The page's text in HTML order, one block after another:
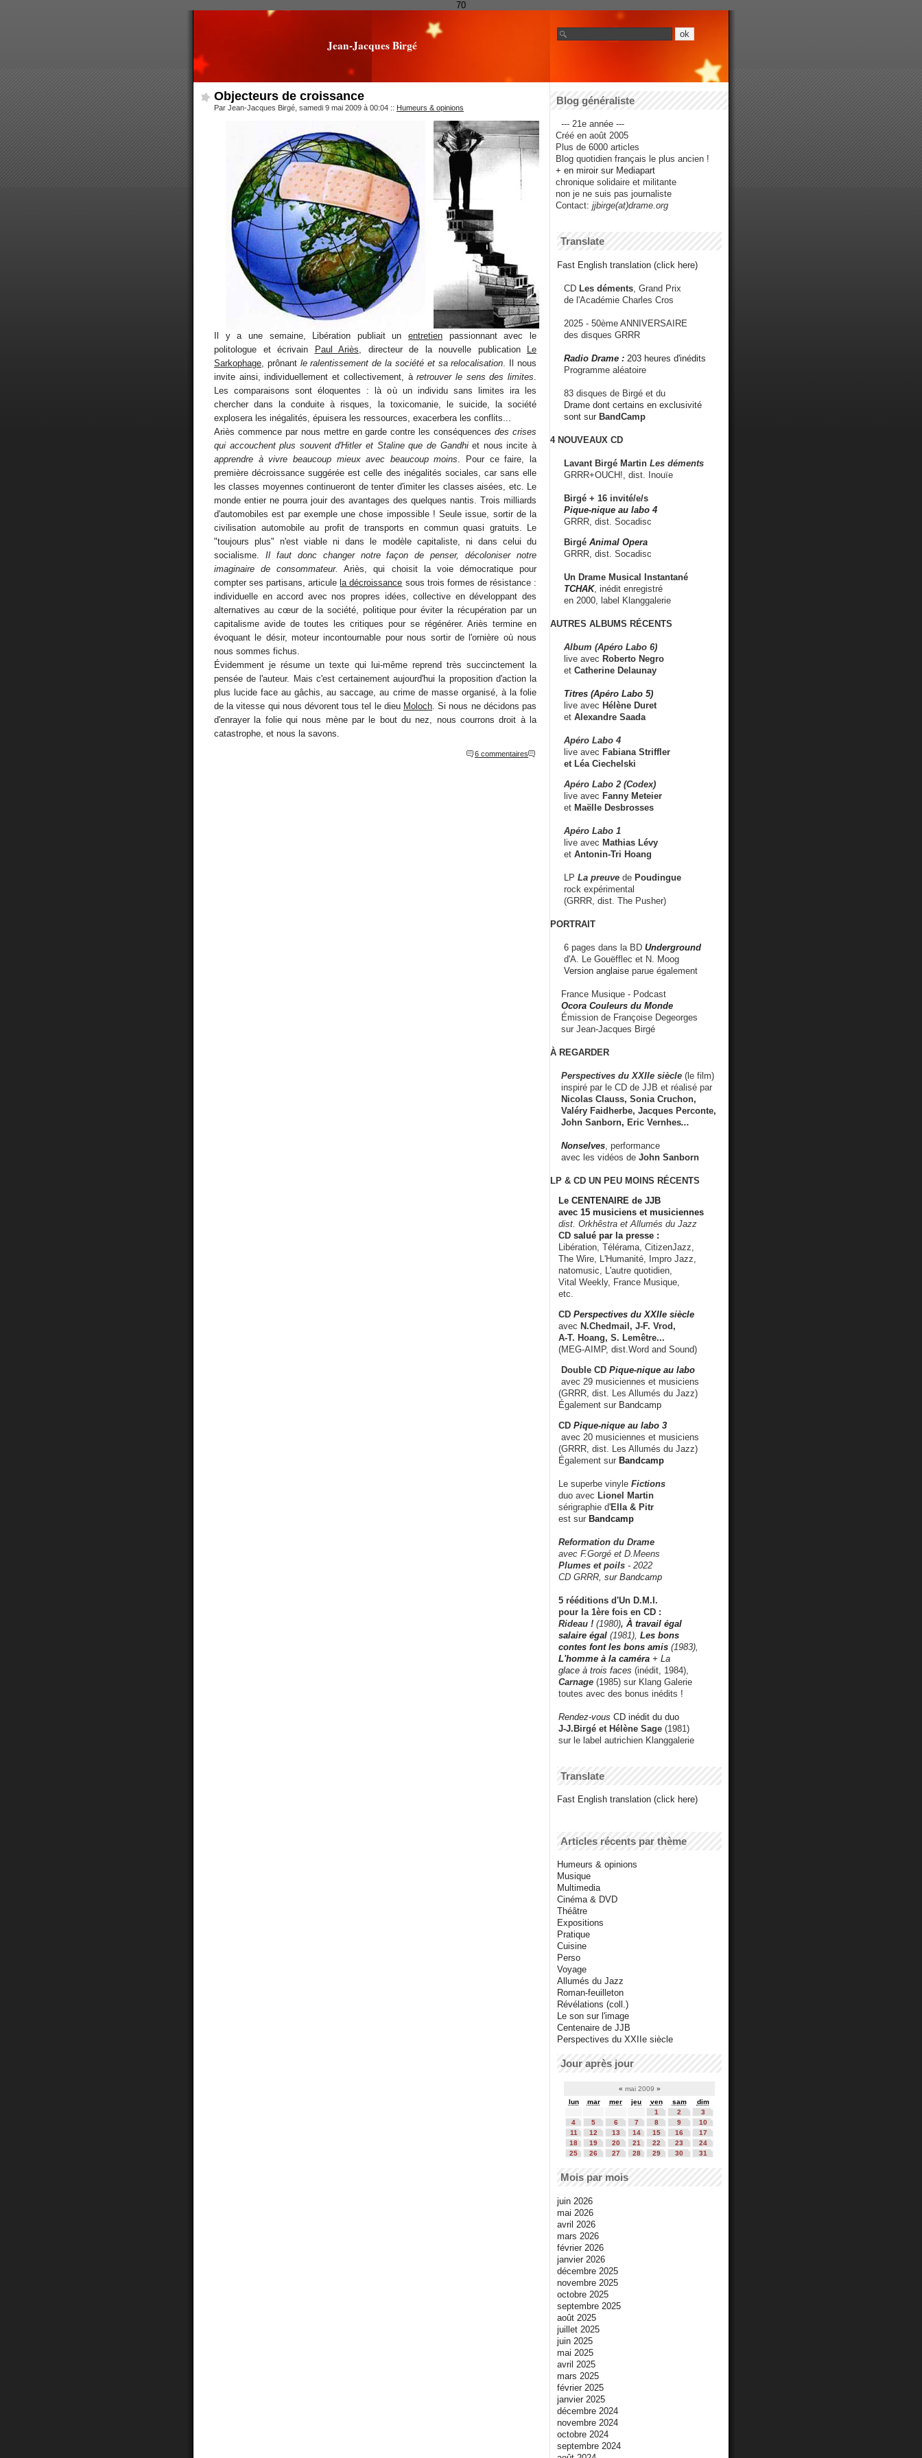
70
Jean-Jacques Birgé
Objecteurs de croissance
Par Jean-Jacques Birgé, samedi 9 mai 2009 à 00:04 :: Humeurs & opinions
Il y a une semaine, Libération publiait unentretien passionnant avec le
politologue et écrivain
Paul Ariès , directeur de la nouvelle publication
Le
Sarkophage , prônant le ralentissement de la société et sa relocalisation . Il nous
invite ainsi, individuellement et collectivement, àretrouver le sens des limites
Les comparaisons sont éloquentes : là où un individu sans limites ira les
chercher dans la conduite à risques, la toxicomanie, le suicide, la société
explosera les inégalités, épuisera les ressources, exacerbera les conflits...
Ariès commence par nous mettre en garde contre les conséquencesdes crises
qui accouchent plus souvent d'Hitler et Staline que de Gandhiet nous incite à
apprendre à vivre beaucoup mieux avec beaucoup moins . Pour ce faire, la
première décroissance suggérée est celle des inégalités sociales, car sans elle
les classes moyennes continueront de tenter d'imiter les classes aisées, etc. Le
monde entier ne pourra jouir des avantages des quelques nantis. Trois milliards
d'automobiles est par exemple une chose impossible ! Seule issue, sortir de la
civilisation automobile au profit de transports en commun quasi gratuits. Le
"toujours plus" n'est viable ni dans le modèle capitaliste, ni dans celui du
socialisme. Il faut donc changer notre façon de penser, décoloniser notre
imaginaire de consommateur.
Ariès, qui choisit la voie démocratique pour
compter ses partisans, articule la décroissance sous trois formes de résistance :
individuelle en accord avec nos propres idées, collective en développant des
alternatives au cœur de la société, politique pour éviter la récupération par un
capitalisme avide de toutes les critiques pour se régénérer. Ariès termine en
évoquant le désir, moteur incontournable pour nous sortir de l'ornière où nous
nous sommes fichus.
Évidemment je résume un texte qui lui-même reprend très succinctement la
pensée de l'auteur. Mais c'est certainement aujourd'hui la proposition d'action la
plus lucide face au gâchis, au saccage, au crime de masse organisé, à la folie
de la vitesse qui nous dévorent tous tel le dieu Moloch . Si nous ne décidons pas
d'enrayer la folie qui nous mène par le bout du nez, nous courrons droit à la
catastrophe, et nous la savons.
6 commentaires
Blog généraliste
--- 21e année ---
Créé en août 2005
Plus de 6000 articles
Blog quotidien français le plus ancien !
+ en miroir sur Mediapart
chronique solidaire et militante
non je ne suis pas journaliste
Contact: jjbirge(at)drame.org
Translate
Fast English translation (click here)
CD Les déments , Grand Prix
de l'Académie Charles Cros
2025 - 50ème ANNIVERSAIRE
des disques GRRR
Radio Drame : 203 heures d'inédits
Programme aléatoire
83 disques de Birgé et du
Drame dont certains en exclusivité
sont sur BandCamp
4 NOUVEAUX CD
Lavant Birgé Martin Les déments
GRRR+OUCH!, dist. Inouïe
Birgé + 16 invité/e/s
Pique-nique au labo 4
GRRR, dist. Socadisc
Birgé Animal Opera
GRRR, dist. Socadisc
Un Drame Musical Instantané
TCHAK, inédit enregistré
en 2000, label Klanggalerie
AUTRES ALBUMS RÉCENTS
Album (Apéro Labo 6)
live avec Roberto Negro
et Catherine Delaunay
Titres (Apéro Labo 5)
live avec Hélène Duret
et Alexandre Saada
Apéro Labo 4
live avec Fabiana Striffler
et Léa Ciechelski
Apéro Labo 2 (Codex)
live avec Fanny Meteier
et Maëlle Desbrosses
Apéro Labo 1
live avec Mathias Lévy
et Antonin-Tri Hoang
LP La preuve de Poudingue
rock expérimental
(GRRR, dist. The Pusher)
PORTRAIT
6 pages dans la BD Underground
d'A. Le Gouëfflec et N. Moog
Version anglaise parue également
France Musique - Podcast
Ocora Couleurs du Monde
Émission de Françoise Degeorges
sur Jean-Jacques Birgé
À REGARDER
Perspectives du XXIIe siècle (le film)
inspiré par le CD de JJB et réalisé par
Nicolas Clauss, Sonia Cruchon,
Valéry Faidherbe, Jacques Perconte,
John Sanborn, Eric Vernhes...
Nonselves , performance
avec les vidéos de John Sanborn
LP & CD UN PEU MOINS RÉCENTS
Le CENTENAIRE de JJB
avec 15 musiciens et musiciennes
dist. Orkhêstra et Allumés du Jazz
CD salué par la presse :
Libération, Télérama, CitizenJazz,
The Wire, L'Humanité, Impro Jazz,
natomusic, L'autre quotidien,
Vital Weekly, France Musique,
etc.
CD Perspectives du XXIIe siècle
avec N.Chedmail, J-F. Vrod,
A-T. Hoang, S. Lemêtre...
(MEG-AIMP, dist.Word and Sound)
Double CD Pique-nique au labo
avec 29 musiciennes et musiciens
(GRRR, dist. Les Allumés du Jazz)
Également sur Bandcamp
CD Pique-nique au labo 3
avec 20 musiciennes et musiciens
(GRRR, dist. Les Allumés du Jazz)
Également sur Bandcamp
Le superbe vinyle Fictions
duo avec Lionel Martin
sérigraphie d'Ella & Pitr
est sur Bandcamp
Reformation du Drame
avec F.Gorgé et D.Meens
Plumes et poils - 2022
CD GRRR, sur Bandcamp
5 rééditions d'Un D.M.I.
pour la 1ère fois en CD :
Rideau ! (1980), À travail égal
salaire égal (1981), Les bons
contes font les bons amis (1983),
L'homme à la caméra + La
glace à trois faces (inédit, 1984),
Carnage (1985) sur Klang Galerie
toutes avec des bonus inédits !
Rendez-vous CD inédit du duo
J-J.Birgé et Hélène Sage (1981)
sur le label autrichien Klanggalerie
Translate
Fast English translation (click here)
Articles récents par thème
Humeurs & opinions
Musique
Multimedia
Cinéma & DVD
Théâtre
Expositions
Pratique
Cuisine
Perso
Voyage
Allumés du Jazz
Roman-feuilleton
Révélations (coll.)
Le son sur l'image
Centenaire de JJB
Perspectives du XXIIe siècle
Jour après jour
« mai 2009 »
lun
mar mer jeu ven sam
dim
1
2
3
4
5 6 7 8 9
10
11
12 13 14 15 16
17
18
19 20 21 22 23
24
25
26 27 28 29 30 31
Mois par mois
juin 2026
mai 2026
avril 2026
mars 2026
février 2026
janvier 2026
décembre 2025
novembre 2025
octobre 2025
septembre 2025
août 2025
juillet 2025
juin 2025
mai 2025
avril 2025
mars 2025
février 2025
janvier 2025
décembre 2024
novembre 2024
octobre 2024
septembre 2024